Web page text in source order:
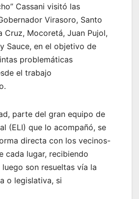
Cassani visitó las
Virasoro, Santo
Cruz, Mocoretá, Juan Pujol,
Sauce, en el objetivo de
problemáticas
el trabajo
parte del gran equipo de
(ELI) que lo acompañó, se
directa con los vecinos-
cada lugar, recibiendo
son resueltas vía la
o legislativa, si